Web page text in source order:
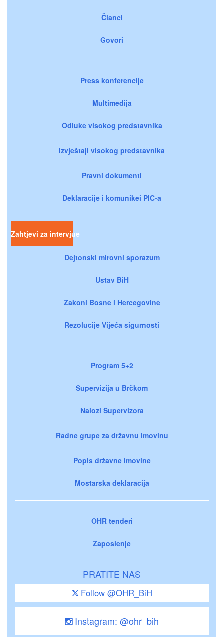
Članci
Govori
Press konferencije
Multimedija
Odluke visokog predstavnika
Izvještaji visokog predstavnika
Pravni dokumenti
Deklaracije i komunikei PIC-a
Zahtjevi za intervjue
Dejtonski mirovni sporazum
Ustav BiH
Zakoni Bosne i Hercegovine
Rezolucije Vijeća sigurnosti
Program 5+2
Supervizija u Brčkom
Nalozi Supervizora
Radne grupe za državnu imovinu
Popis državne imovine
Mostarska deklaracija
OHR tenderi
Zaposlenje
PRATITE NAS
Follow @OHR_BiH
Instagram: @ohr_bih